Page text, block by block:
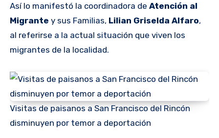
Así lo manifestó la coordinadora de Atención al
Migrante y sus Familias, Lilian Griselda Alfaro,
al referirse a la actual situación que viven los
migrantes de la localidad.
Visitas de paisanos a San Francisco del Rincón
disminuyen por temor a deportación